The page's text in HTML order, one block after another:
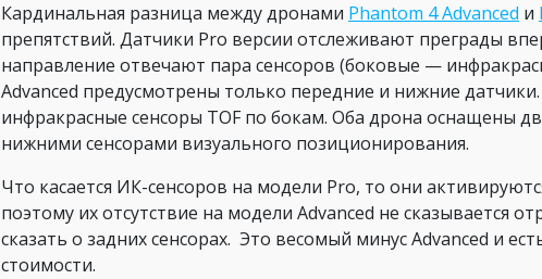
Кардинальная разница между дронами Phantom 4 Advanced и
препятствий. Датчики Pro версии отслеживают преграды
направление отвечают пара сенсоров (боковые —
Advanced предусмотрены только передние и нижние
инфракрасные сенсоры TOF по бокам. Оба дрона оснащены
нижними сенсорами визуального позиционирования.
Что касается ИК-сенсоров на модели Pro, то они
поэтому их отсутствие на модели Advanced не сказывается
сказать о задних сенсорах. Это весомый минус Advanced и
стоимости.